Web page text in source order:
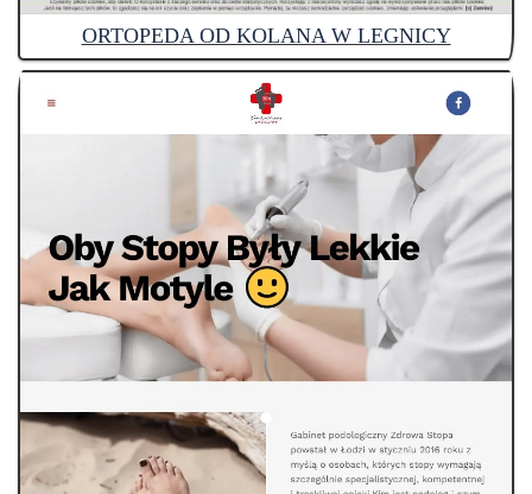
ORTOPEDA OD KOLANA W LEGNICY